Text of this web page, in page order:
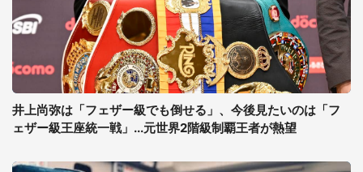
井上尚弥は「フェザー級でも倒せる」、今後見たいのは「フ
ェザー級王座統一戦」...元世界2階級制覇王者が熱望